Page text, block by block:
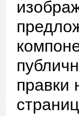
правки